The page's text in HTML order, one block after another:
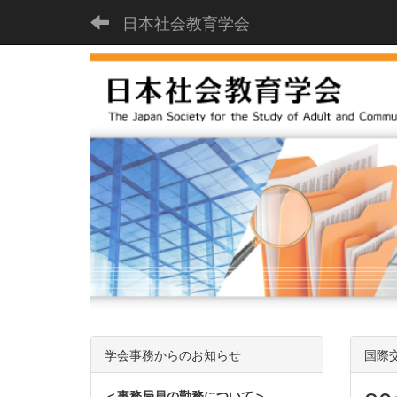
日本社会教育学会
国際
学会事務からのお知らせ